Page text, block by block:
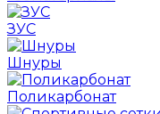
ЗУС
Шнуры
Поликарбонат